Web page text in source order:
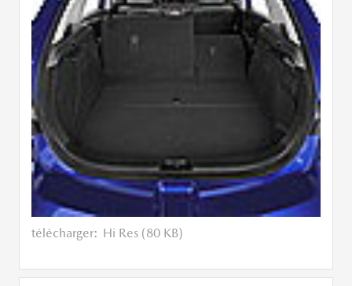
télécharger: Hi Res (80 KB)